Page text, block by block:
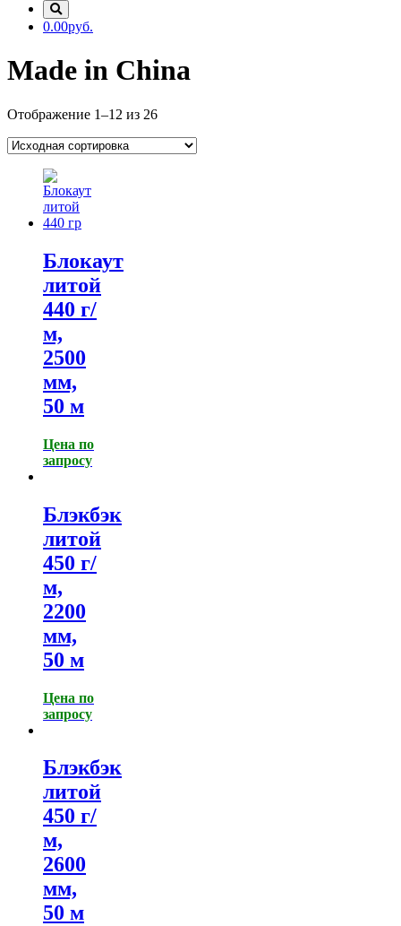
0.00руб.
Made in China
Отображение 1–12 из 26
Блокаут
литой
440 г/
м,
2500
мм,
50 м
Цена по
запросу
Блэкбэк
литой
450 г/
м,
2200
мм,
50 м
Цена по
запросу
Блэкбэк
литой
450 г/
м,
2600
мм,
50 м